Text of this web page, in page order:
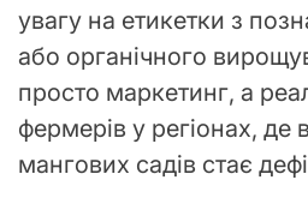
увагу на етикетки з
або органічного
просто маркетинг, а
фермерів у регіонах, де
мангових садів стає